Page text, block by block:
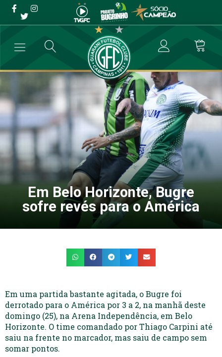
Em Belo Horizonte, Bugre
sofre revés para o América
→ Futebol Profissional Em Belo Horizonte, Bugre sofre revés
Em Belo Horizonte, Bugre
sofre revés para o América
Em uma partida bastante agitada, o Bugre foi
derrotado para o América por 3 a 2, na manhã deste
domingo (25), na Arena Independência, em Belo
Horizonte. O time comandado por Thiago Carpini até
saiu na frente no marcador, mas saiu de campo sem
somar pontos.